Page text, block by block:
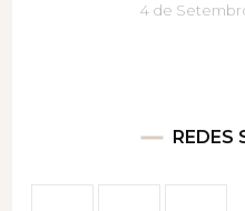
4 de
REDES